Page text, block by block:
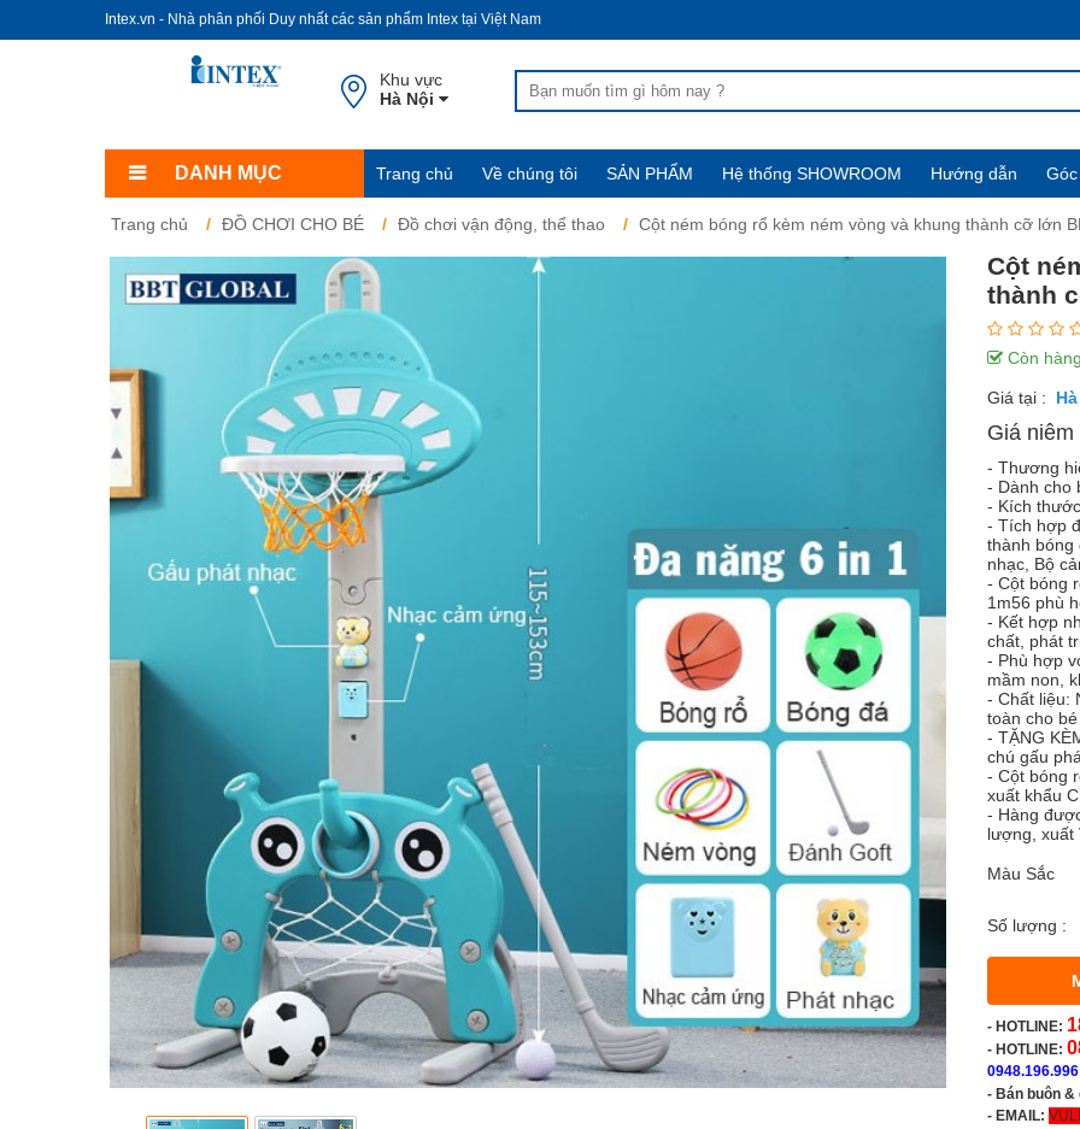
Intex.vn - Nhà phân phối Duy nhất các sản phẩm Intex tại Việt Nam
Khu vực
Hà Nội
DANH MỤC Trang chủ Về chúng tôi SẢN PHẨM Hệ thống SHOWROOM Hướng dẫn
Trang chủ ĐỒ CHƠI CHO BÉ Đồ chơi vận động, thể thao Cột ném bóng rổ kèm ném vòng và khung thành cỡ lớn
Cột
thành
Còn hàng
Giá tại :
Giá niêm
- Thương
- Dành cho
- Kích
- Tích hợp
thành bóng
nhạc, Bộ
- Cột bóng
1m56 phù
- Kết hợp
chất, phát
- Phù hợp
mầm non,
- Chất liệu:
toàn cho bé
- TẶNG
chú gấu
- Cột bóng
xuất khẩu
- Hàng
lượng, xuất
Màu Sắc
Số lượng :
- HOTLINE:
- HOTLINE:
0948.196.996
- Bán buôn &
- EMAIL: